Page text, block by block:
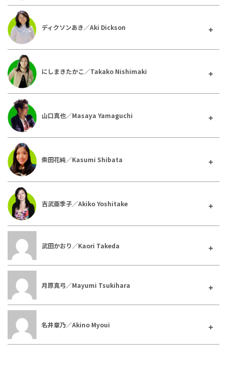
ディクソンあき／Aki Dickson
にしまきたかこ／Takako Nishimaki
山口真也／Masaya Yamaguchi
柴田花純／Kasumi Shibata
吉武亜季子／Akiko Yoshitake
武田かおり／Kaori Takeda
月原真弓／Mayumi Tsukihara
名井章乃／Akino Myoui